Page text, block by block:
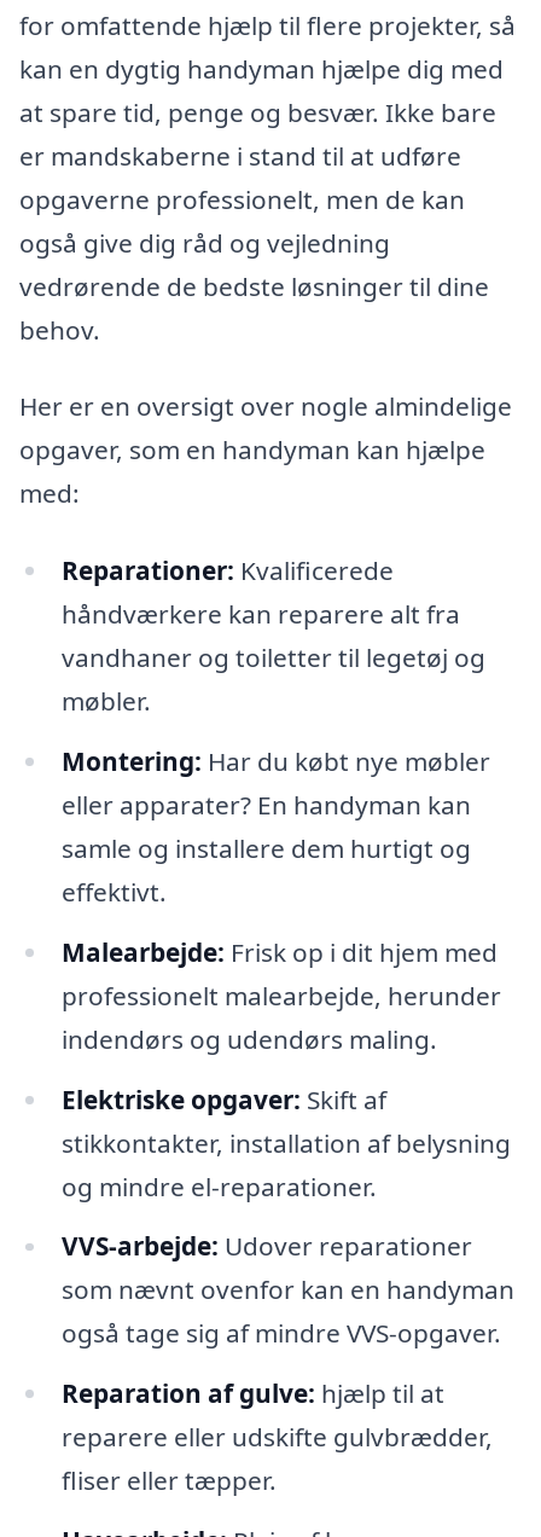
for omfattende hjælp til flere projekter, så
kan en dygtig handyman hjælpe dig med
at spare tid, penge og besvær. Ikke bare
er mandskaberne i stand til at udføre
opgaverne professionelt, men de kan
også give dig råd og vejledning
vedrørende de bedste løsninger til dine
behov.
Her er en oversigt over nogle almindelige
opgaver, som en handyman kan hjælpe
med:
Reparationer: Kvalificerede
håndværkere kan reparere alt fra
vandhaner og toiletter til legetøj og
møbler.
Montering: Har du købt nye møbler
eller apparater? En handyman kan
samle og installere dem hurtigt og
effektivt.
Malearbejde: Frisk op i dit hjem med
professionelt malearbejde, herunder
indendørs og udendørs maling.
Elektriske opgaver: Skift af
stikkontakter, installation af belysning
og mindre el-reparationer.
VVS-arbejde: Udover reparationer
som nævnt ovenfor kan en handyman
også tage sig af mindre VVS-opgaver.
Reparation af gulve: hjælp til at
reparere eller udskifte gulvbrædder,
fliser eller tæpper.